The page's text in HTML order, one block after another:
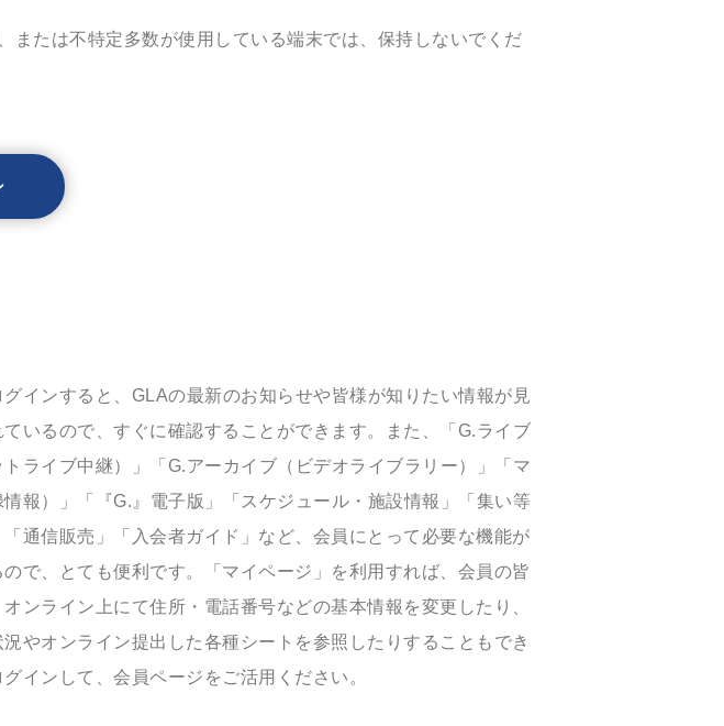
または不特定多数が使用している端末では、保持しないでくだ
インすると、GLAの最新のお知らせや皆様が知りたい情報が見
いるので、すぐに確認することができます。また、「G.ライブ
トライブ中継）」「G.アーカイブ（ビデオライブラリー）」「マ
報）」「『G.』電子版」「スケジュール・施設情報」「集い等
通信販売」「入会者ガイド」など、会員にとって必要な機能が
ので、とても便利です。「マイページ」を利用すれば、会員の皆
ンライン上にて住所・電話番号などの基本情報を変更したり、
やオンライン提出した各種シートを参照したりすることもでき
インして、会員ページをご活用ください。